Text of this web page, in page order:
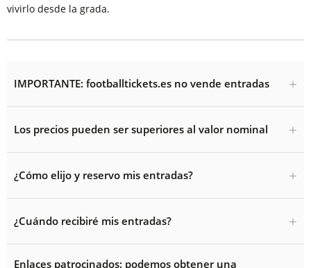
vivirlo desde la grada.
IMPORTANTE: footballtickets.es no vende entradas
Los precios pueden ser superiores al valor nominal
¿Cómo elijo y reservo mis entradas?
¿Cuándo recibiré mis entradas?
Enlaces patrocinados: podemos obtener una